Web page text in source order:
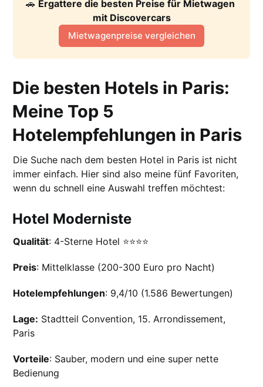
🚗 Ergattere die besten Preise für Mietwagen
mit Discovercars
Mietwagenpreise vergleichen
Die besten Hotels in Paris:
Meine Top 5
Hotelempfehlungen in Paris
Die Suche nach dem besten Hotel in Paris ist nicht
immer einfach. Hier sind also meine fünf Favoriten,
wenn du schnell eine Auswahl treffen möchtest:
Hotel Moderniste
Qualität: 4-Sterne Hotel ⭐️⭐️⭐️⭐️
Preis: Mittelklasse (200-300 Euro pro Nacht)
Hotelempfehlungen: 9,4/10 (1.586 Bewertungen)
Lage: Stadtteil Convention, 15. Arrondissement,
Paris
Vorteile: Sauber, modern und eine super nette
Bedienung